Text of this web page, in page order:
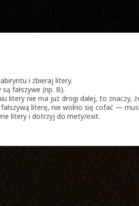
i zbieraj litery.
fałszywe (np. B).
litery nie ma już drogi dalej, to znaczy,
literę, nie wolno się cofać —
litery i dotrzyj do mety/exit.